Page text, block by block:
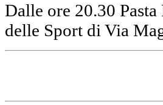
Dalle ore 20.30
delle Sport di Via